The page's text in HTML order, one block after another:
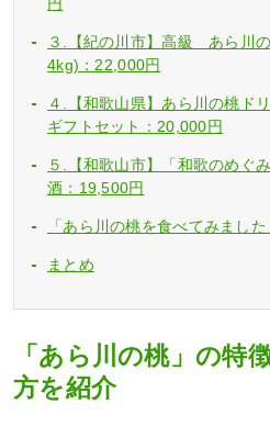
３.【紀の川市】高級 あら川
4kg)：22,000円
４.【和歌山県】あら川の桃ド
ギフトセット：20,000円
５.【和歌山市】「和歌のめぐ
酒：19,500円
「あら川の桃を食べてみまし
まとめ
「あら川の桃」の特
方を紹介